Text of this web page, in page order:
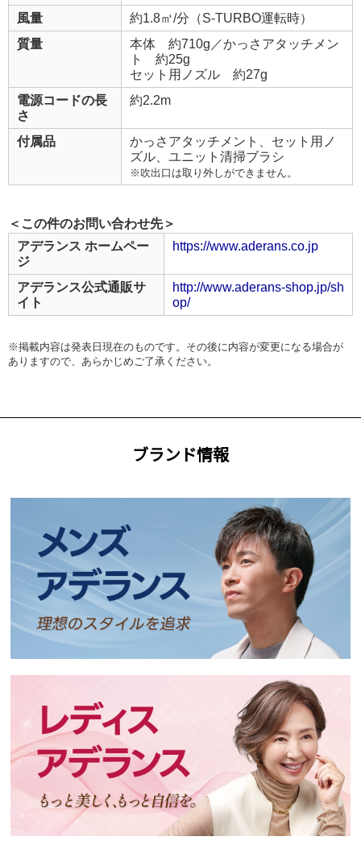
風量
約1.8㎥/分（S-TURBO運転時）
質量
本体 約710g／かっさアタッチメン
ト 約25g
セット用ノズル 約27g
電源コードの長
さ
約2.2m
付属品
かっさアタッチメント、セット用ノ
ズル、ユニット清掃ブラシ
※吹出口は取り外しができません。
＜この件のお問い合わせ先＞
アデランス ホームペー
ジ
https://www.aderans.co.jp
アデランス公式通販サ
イト
http://www.aderans-shop.jp/sh
op/
※掲載内容は発表日現在のものです。その後に内容が変更になる場合が
ありますので、あらかじめご了承ください。
ブランド情報